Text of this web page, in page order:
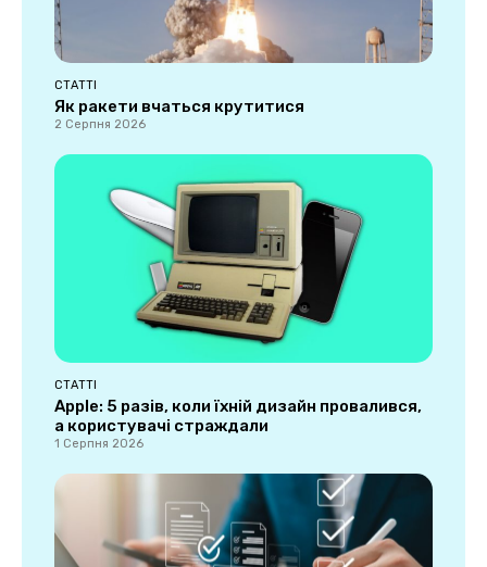
СТАТТІ
Як ракети вчаться крутитися
2 Серпня 2026
СТАТТІ
Apple: 5 разів, коли їхній дизайн провалився,
а користувачі страждали
1 Серпня 2026